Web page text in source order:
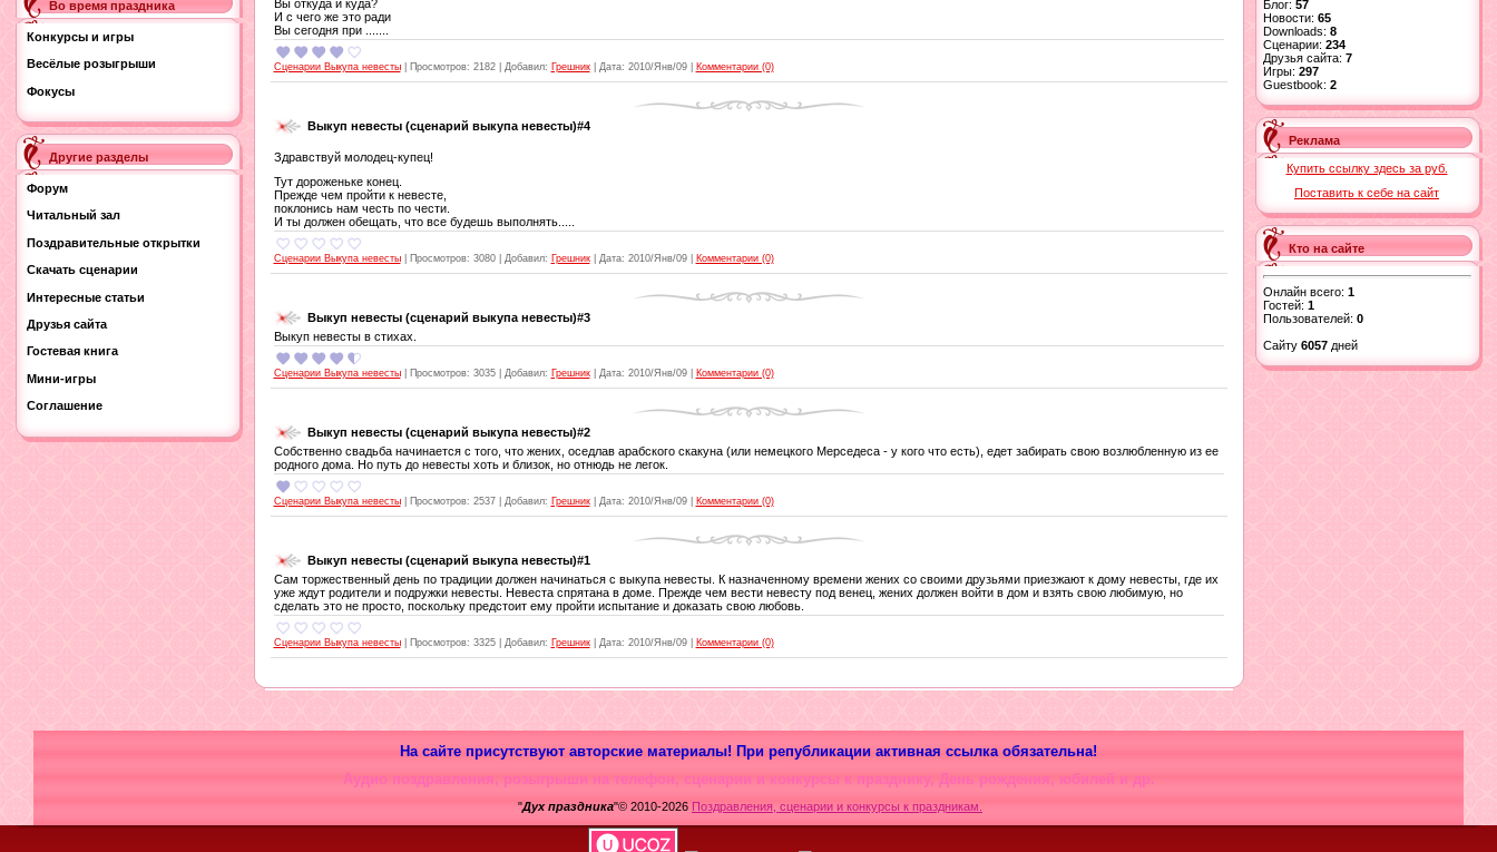
Во время праздника
Конкурсы и игры
Весёлые розыгрыши
Фокусы
Другие разделы
Форум
Читальный зал
Поздравительные открытки
Скачать сценарии
Интересные статьи
Друзья сайта
Гостевая книга
Мини-игры
Соглашение
Вы откуда и куда?
И с чего же это ради
Вы сегодня при .......
Сценарии Выкупа невесты| Просмотров: 2182| Добавил: Грешник| Дата: 2010/Янв/09 Комментарии (0)
Выкуп невесты (сценарий выкупа невесты)#4
Здравствуй молодец-купец!
Тут дороженьке конец.
Прежде чем пройти к невесте,
поклонись нам честь по чести.
И ты должен обещать, что все будешь выполнять.....
Сценарии Выкупа невесты| Просмотров: 3080| Добавил: Грешник| Дата: 2010/Янв/09 Комментарии (0)
Выкуп невесты (сценарий выкупа невесты)#3
Выкуп невесты в стихах.
Сценарии Выкупа невесты| Просмотров: 3035| Добавил: Грешник| Дата: 2010/Янв/09 Комментарии (0)
Выкуп невесты (сценарий выкупа невесты)#2
Собственно свадьба начинается с того, что жених, оседлав арабского скакуна (или немецкого Мерседеса - у кого что есть), едет забирать свою возлюбленную из ее
родного дома. Но путь до невесты хоть и близок, но отнюдь не легок.
Сценарии Выкупа невесты| Просмотров: 2537| Добавил: Грешник| Дата: 2010/Янв/09 Комментарии (0)
Выкуп невесты (сценарий выкупа невесты)#1
Сам торжественный день по традиции должен начинаться с выкупа невесты. К назначенному времени жених со своими друзьями приезжают к дому невесты, где их
уже ждут родители и подружки невесты. Невеста спрятана в доме. Прежде чем вести невесту под венец, жених должен войти в дом и взять свою любимую, но
сделать это не просто, поскольку предстоит ему пройти испытание и доказать свою любовь.
Сценарии Выкупа невесты| Просмотров: 3325| Добавил: Грешник| Дата: 2010/Янв/09 Комментарии (0)
Блог: 57
Новости: 65
Downloads: 8
Сценарии: 234
Друзья сайта: 7
Игры: 297
Guestbook: 2
Реклама
Купить ссылку здесь за руб.
Поставить к себе на сайт
Кто на сайте
Онлайн всего: 1
Гостей: 1
Пользователей: 0
Сайту 6057дней
На сайте присутствуют авторские материалы! При републикации активная ссылка обязательна!
Аудио поздравления, розыгрыши на телефон, сценарии и конкурсы к празднику, День рождения, юбилей и др.
"Дух праздника"© 2010-2026 Поздравления, сценарии и конкурсы к праздникам.